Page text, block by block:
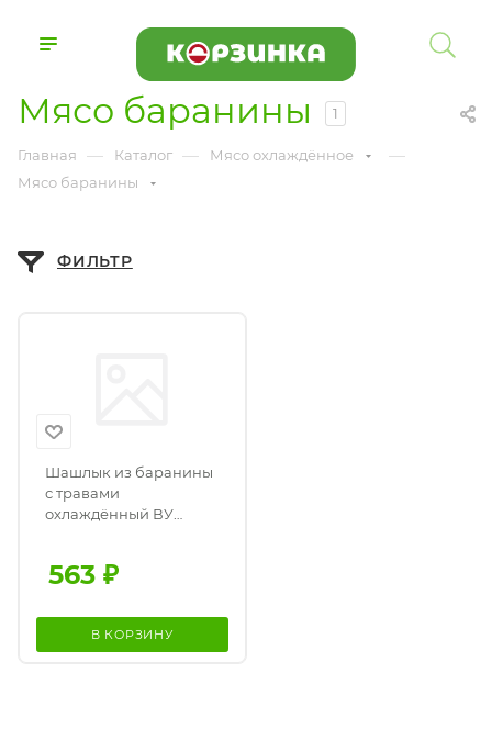
Мясо баранины 1
Главная — Каталог — Мясо охлаждённое —
Мясо баранины
ФИЛЬТР
Шашлык из баранины
с травами
охлаждённый ВУ
563 ₽
В КОРЗИНУ